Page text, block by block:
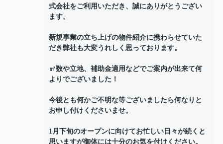
式会社をご利用いただき、誠にありがとうござい
ます。
新規事業の立ち上げの物件紹介に携わらせていた
だき弊社も大変うれしく思っております。
㎡数や立地、補助金適用などでご案内が出来て何
よりでございました！
今後とも何かご不明な等ございましたら何なりと
お申し付けくださいませ。
1月下旬のオープンに向けてお忙しい日々が続くと
思いますが御体には十分のお気を付けください。